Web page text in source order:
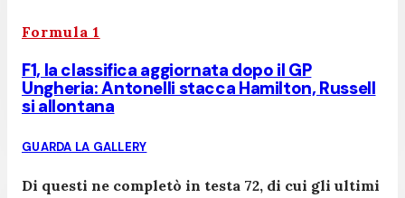
Formula 1
F1, la classifica aggiornata dopo il GP
Ungheria: Antonelli stacca Hamilton, Russell
si allontana
GUARDA LA GALLERY
Di questi ne completò in testa 72, di cui gli ultimi